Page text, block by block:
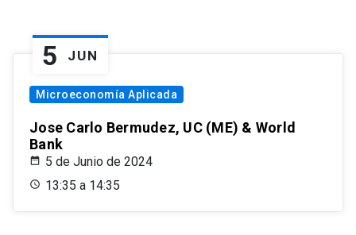
5 JUN
Microeconomía Aplicada
Jose Carlo Bermudez, UC (ME) & World
Bank
5 de Junio de 2024
13:35 a 14:35